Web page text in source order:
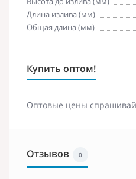
Длина излива (мм)
Общая длина (мм)
Купить оптом!
Оптовые цены
Отзывов 0